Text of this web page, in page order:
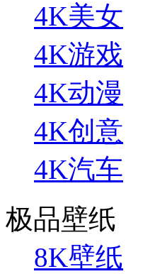
4K美女
4K游戏
4K动漫
4K创意
4K汽车
极品壁纸
8K壁纸